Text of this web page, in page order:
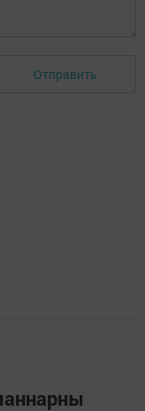
Отправить